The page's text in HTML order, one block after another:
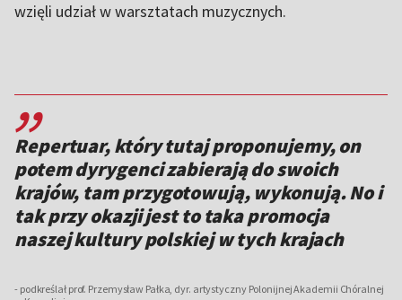
wzięli udział w warsztatach muzycznych.
,,
Repertuar, który tutaj proponujemy, on
potem dyrygenci zabierają do swoich
krajów, tam przygotowują, wykonują. No i
tak przy okazji jest to taka promocja
naszej kultury polskiej w tych krajach
- podkreślał prof. Przemysław Pałka, dyr. artystyczny Polonijnej Akademii Chóralnej